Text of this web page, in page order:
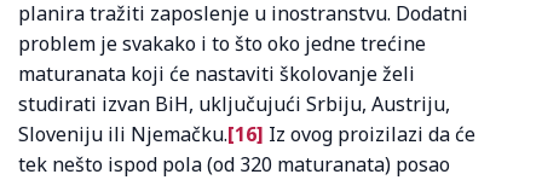
planira tražiti zaposlenje u inostranstvu. Dodatni
problem je svakako i to što oko jedne trećine
maturanata koji će nastaviti školovanje želi
studirati izvan BiH, uključujući Srbiju, Austriju,
Sloveniju ili Njemačku.[16] Iz ovog proizilazi da će
tek nešto ispod pola (od 320 maturanata) posao